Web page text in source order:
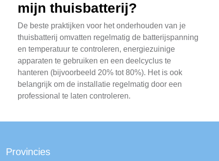
mijn thuisbatterij?
De beste praktijken voor het onderhouden van je
thuisbatterij omvatten regelmatig de batterijspanning
en temperatuur te controleren, energiezuinige
apparaten te gebruiken en een deelcyclus te
hanteren (bijvoorbeeld 20% tot 80%). Het is ook
belangrijk om de installatie regelmatig door een
professional te laten controleren.
Provincies